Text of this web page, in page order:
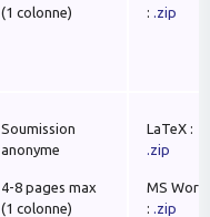
(1 colonne)
: .zip
Soumission
anonyme
4-8 pages max
(1 colonne)
LaTeX :
.zip
MS Word
: .zip